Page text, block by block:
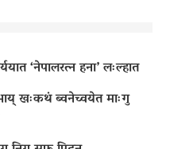
‘नेपालरत्न हना’ लःल्हात
खःकथं ब्वनेच्वयेत माःगु